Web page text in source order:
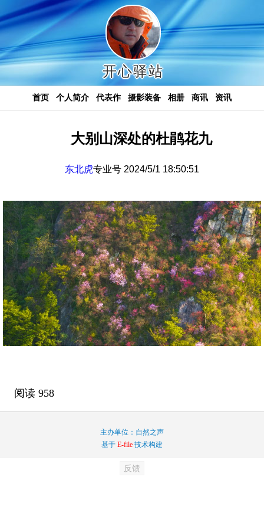
开心驿站
首页 个人简介 代表作 摄影装备 相册 商讯 资讯
大别山深处的杜鹃花九
东北虎专业号 2024/5/1 18:50:51
阅读 958
主办单位：自然之声
基于 E-file 技术构建
反馈